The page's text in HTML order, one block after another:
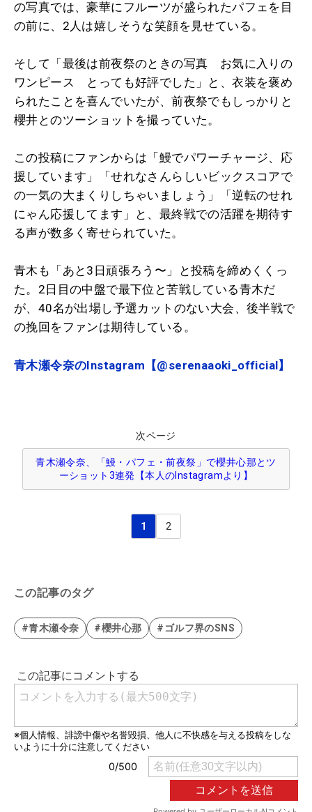
の写真では、豪華にフルーツが盛られたパフェを目
の前に、2人は嬉しそうな笑顔を見せている。
そして「最後は前夜祭のときの写真 お気に入りの
ワンピース とっても好評でした」と、衣装を褒め
られたことを喜んでいたが、前夜祭でもしっかりと
櫻井とのツーショットを撮っていた。
この投稿にファンからは「鰻でパワーチャージ、応
援しています」「せれなさんらしいビックスコアで
の一気の大まくりしちゃいましょう」「逆転のせれ
にゃん応援してます」と、最終戦での活躍を期待す
る声が数多く寄せられていた。
青木も「あと3日頑張ろう〜」と投稿を締めくくっ
た。2日目の中盤で最下位と苦戦している青木だ
が、40名が出場し予選カットのない大会、後半戦で
の挽回をファンは期待している。
青木瀬令奈のInstagram【@serenaaoki_official】
次ページ
青木瀬令奈、「鰻・パフェ・前夜祭」で櫻井心那とツ
ーショット3連発【本人のInstagramより】
1 2
この記事のタグ
#青木瀬令奈 #櫻井心那 #ゴルフ界のSNS